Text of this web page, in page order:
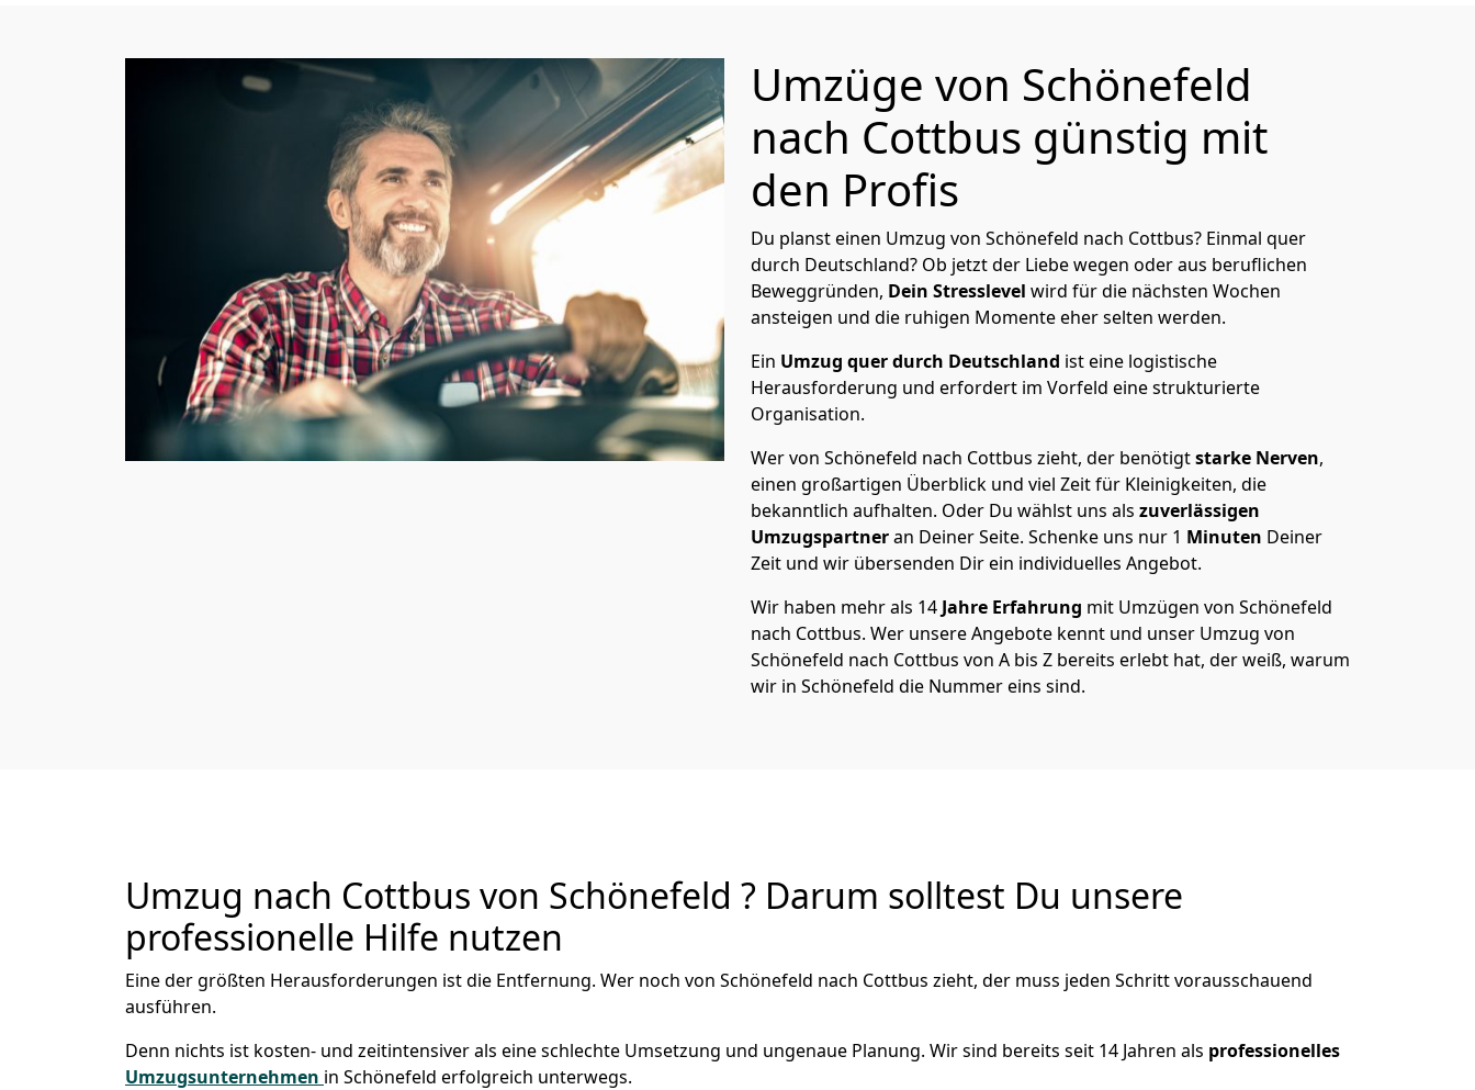
Umzüge von Schönefeld
nach Cottbus günstig mit
den Profis
Du planst einen Umzug von Schönefeld nach Cottbus? Einmal quer
durch Deutschland? Ob jetzt der Liebe wegen oder aus beruflichen
Beweggründen, Dein Stresslevel wird für die nächsten Wochen
ansteigen und die ruhigen Momente eher selten werden.
Ein Umzug quer durch Deutschland ist eine logistische
Herausforderung und erfordert im Vorfeld eine strukturierte
Organisation.
Wer von Schönefeld nach Cottbus zieht, der benötigtstarke Nerven,
einen großartigen Überblick und viel Zeit für Kleinigkeiten, die
bekanntlich aufhalten. Oder Du wählst uns als zuverlässigen
Umzugspartneran Deiner Seite. Schenke uns nur 1 Minuten Deiner
Zeit und wir übersenden Dir ein individuelles Angebot.
Wir haben mehr als 14 Jahre Erfahrung mit Umzügen von Schönefeld
nach Cottbus. Wer unsere Angebote kennt und unser Umzug von
Schönefeld nach Cottbus von A bis Z bereits erlebt hat, der weiß, warum
wir in Schönefeld die Nummer eins sind.
Umzug nach Cottbus von Schönefeld ? Darum solltest Du unsere
professionelle Hilfe nutzen
Eine der größten Herausforderungen ist die Entfernung. Wer noch von Schönefeld nach Cottbus zieht, der muss jeden Schritt vorausschauend
ausführen.
Denn nichts ist kosten- und zeitintensiver als eine schlechte Umsetzung und ungenaue Planung. Wir sind bereits seit 14 Jahren als professionelles
Umzugsunternehmen in Schönefeld erfolgreich unterwegs.